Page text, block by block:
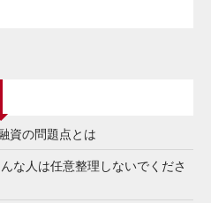
資の問題点とは
な人は任意整理しないでくださ